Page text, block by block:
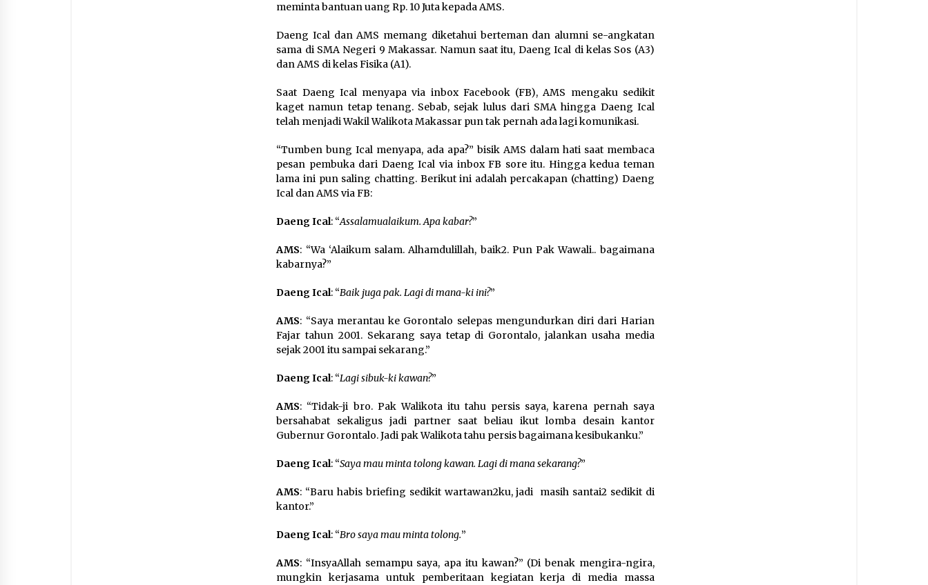
meminta bantuan uang Rp. 10 Juta kepada AMS.
Daeng Ical dan AMS memang diketahui berteman dan alumni se-angkatan
sama di SMA Negeri 9 Makassar. Namun saat itu, Daeng Ical di kelas Sos (A3)
dan AMS di kelas Fisika (A1).
Saat Daeng Ical menyapa via inbox Facebook (FB), AMS mengaku sedikit
kaget namun tetap tenang. Sebab, sejak lulus dari SMA hingga Daeng Ical
telah menjadi Wakil Walikota Makassar pun tak pernah ada lagi komunikasi.
“Tumben bung Ical menyapa, ada apa?” bisik AMS dalam hati saat membaca
pesan pembuka dari Daeng Ical via inbox FB sore itu. Hingga kedua teman
lama ini pun saling chatting. Berikut ini adalah percakapan (chatting) Daeng
Ical dan AMS via FB:
Daeng Ical: “Assalamualaikum. Apa kabar?”
AMS: “Wa ‘Alaikum salam. Alhamdulillah, baik2. Pun Pak Wawali.. bagaimana
kabarnya?”
Daeng Ical: “Baik juga pak. Lagi di mana-ki ini?”
AMS: “Saya merantau ke Gorontalo selepas mengundurkan diri dari Harian
Fajar tahun 2001. Sekarang saya tetap di Gorontalo, jalankan usaha media
sejak 2001 itu sampai sekarang.”
Daeng Ical: “Lagi sibuk-ki kawan?”
AMS: “Tidak-ji bro. Pak Walikota itu tahu persis saya, karena pernah saya
bersahabat sekaligus jadi partner saat beliau ikut lomba desain kantor
Gubernur Gorontalo. Jadi pak Walikota tahu persis bagaimana kesibukanku.”
Daeng Ical: “Saya mau minta tolong kawan. Lagi di mana sekarang?”
AMS: “Baru habis briefing sedikit wartawan2ku, jadi masih santai2 sedikit di
kantor.”
Daeng Ical: “Bro saya mau minta tolong.”
AMS: “InsyaAllah semampu saya, apa itu kawan?” (Di benak mengira-ngira,
mungkin kerjasama untuk pemberitaan kegiatan kerja di media massa